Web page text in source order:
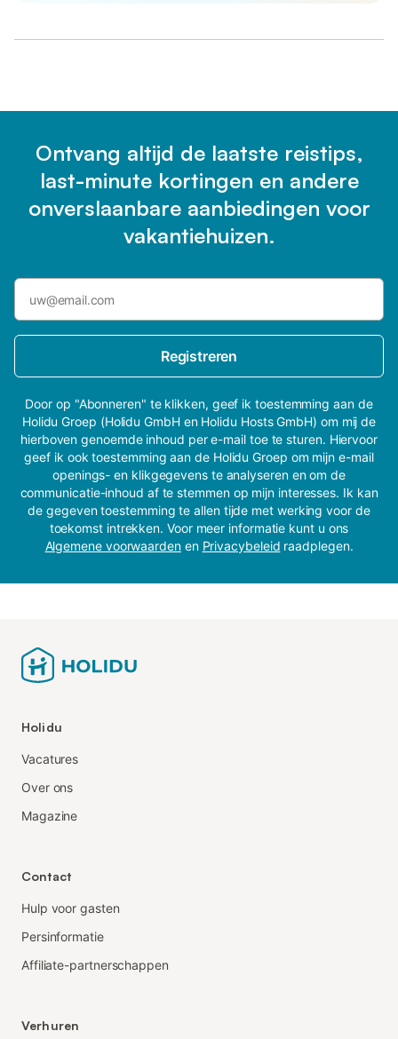
Ontvang altijd de laatste reistips,
last-minute kortingen en andere
onverslaanbare aanbiedingen voor
vakantiehuizen.
Registreren
Door op "Abonneren" te klikken, geef ik toestemming aan de
Holidu Groep (Holidu GmbH en Holidu Hosts GmbH) om mij de
hierboven genoemde inhoud per e-mail toe te sturen. Hiervoor
geef ik ook toestemming aan de Holidu Groep om mijn e-mail
openings- en klikgegevens te analyseren en om de
communicatie-inhoud af te stemmen op mijn interesses. Ik kan
de gegeven toestemming te allen tijde met werking voor de
toekomst intrekken. Voor meer informatie kunt u ons
Algemene voorwaardenen Privacybeleid raadplegen.
Holidu
Vacatures
Over ons
Magazine
Contact
Hulp voor gasten
Persinformatie
Affiliate-partnerschappen
Verhuren